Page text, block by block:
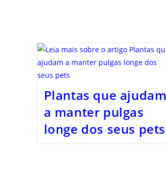
Plantas que ajudam
a manter pulgas
longe dos seus pets